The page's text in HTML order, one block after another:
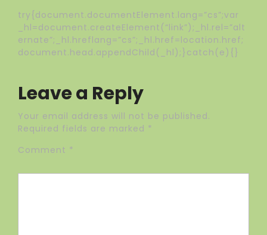
try{document.documentElement.lang=”cs”;var
_hl=document.createElement(“link”);_hl.rel=”alt
ernate”;_hl.hreflang=”cs”;_hl.href=location.href;
document.head.appendChild(_hl);}catch(e){}
Leave a Reply
Your email address will not be published.
Required fields are marked *
Comment *